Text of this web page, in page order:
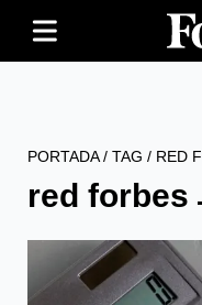
PORTADA/ TAG / RED
red forbes